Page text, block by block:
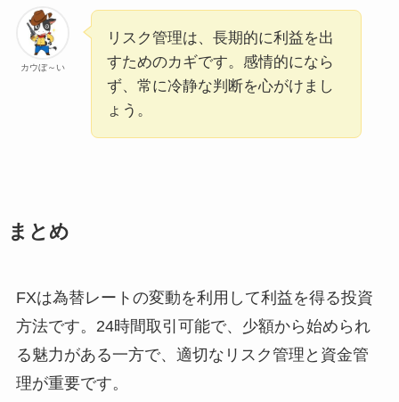
カウぼ～い
リスク管理は、長期的に利益を出
すためのカギです。感情的になら
ず、常に冷静な判断を心がけまし
ょう。
まとめ
FXは為替レートの変動を利用して利益を得る投資
方法です。24時間取引可能で、少額から始められ
る魅力がある一方で、適切なリスク管理と資金管
理が重要です。